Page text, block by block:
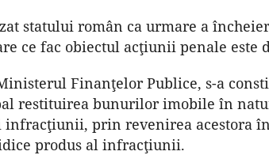
statului român ca urmare a
ce fac obiectul acţiunii penale este
Finanţelor Publice, s-a
restituirea bunurilor imobile în
infracţiunii, prin revenirea acestora
produs al infracţiunii.